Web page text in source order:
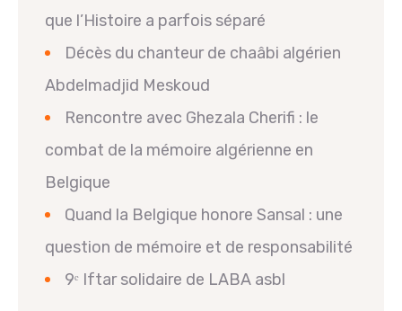
que l’Histoire a parfois séparé
Décès du chanteur de chaâbi algérien
Abdelmadjid Meskoud
Rencontre avec Ghezala Cherifi : le
combat de la mémoire algérienne en
Belgique
Quand la Belgique honore Sansal : une
question de mémoire et de responsabilité
9ᵉ Iftar solidaire de LABA asbl